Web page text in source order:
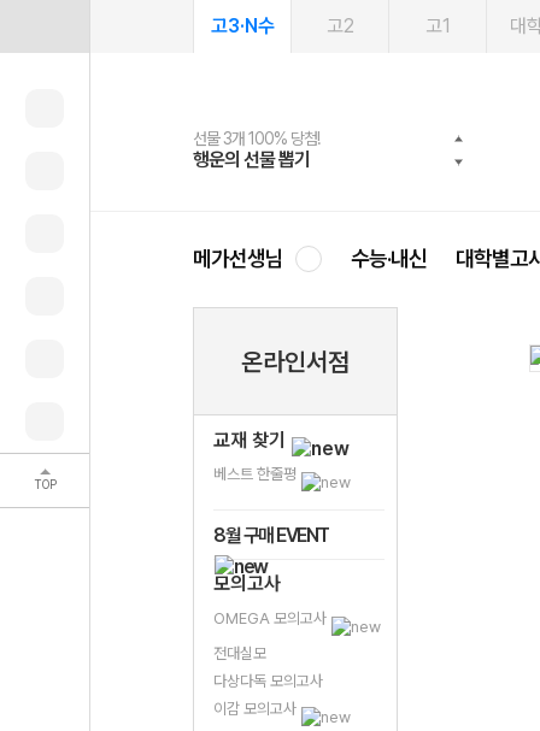
TOP
고3·N수 고2 고1 대
선물 3개 100% 당첨!
행운의 선물 뽑기
선물 100% 증정!
메가스터디 X 올리브
여름방학 스터디 캐시백
메가런 썸머스쿨
2027 러셀 단과
강사 공개선발
스마트러닝앱
설문 EVENT
메가패스
3일 무료 체험권
메가패스 수강생 무료혜택!
메가클럽 멤버십
사회공헌 캠페인
희망이룸 메가나눔
메가선생님 수능·내신 대학별고
온라인서점
교재 찾기
베스트 한줄평
8월 구매 EVENT
모의고사
OMEGA 모의고사
전대실모
다상다독 모의고사
이감 모의고사